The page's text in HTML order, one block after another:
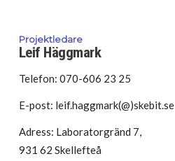
Projektledare
Leif Häggmark
Telefon: 070-606 23 25
E-post: leif.haggmark(@)skebit.se
Adress: Laboratorgränd 7,
931 62 Skellefteå